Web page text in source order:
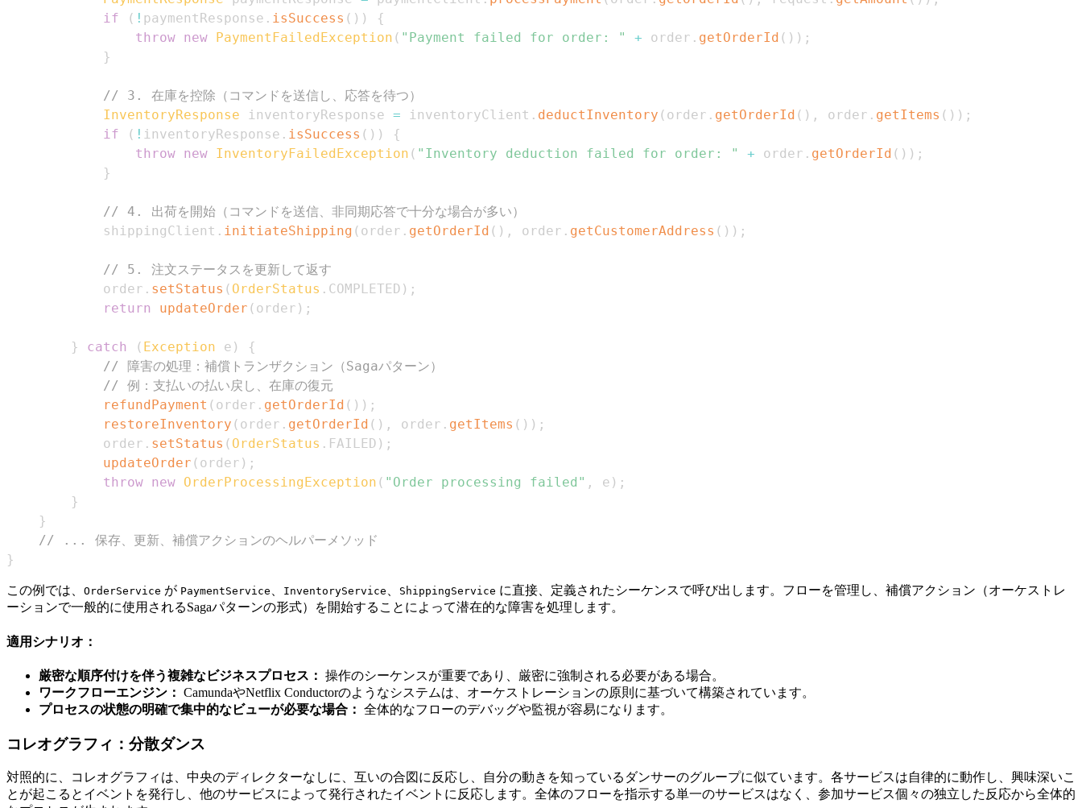
if
( ! paymentResponse . isSuccess ( ) )
{
throw new PaymentFailedException ( "Payment failed for order: " + order . getOrderId ( ) ) ;
}
// 3. 在庫を控除（コマンドを送信し、応答を待つ）
InventoryResponse inventoryResponse = inventoryClient . deductInventory ( order . getOrderId ( ) , order . getItems ( ) ) ;
if
( ! inventoryResponse . isSuccess ( ) )
{
throw new InventoryFailedException ( "Inventory deduction failed for order: " + order . getOrderId ( ) ) ;
}
// 4. 出荷を開始（コマンドを送信、非同期応答で十分な場合が多い）
            shippingClient
. initiateShipping ( order . getOrderId ( ) , order . getCustomerAddress ( ) ) ;
// 5. 注文ステータスを更新して返す
            order
. setStatus ( OrderStatus . COMPLETED ) ;
return
updateOrder ( order ) ;
} catch ( Exception e )
{
// 障害の処理：補償トランザクション（Sagaパターン）
// 例：支払いの払い戻し、在庫の復元
refundPayment ( order . getOrderId ( ) ) ;
restoreInventory ( order . getOrderId ( ) , order . getItems ( ) ) ;
            order
. setStatus ( OrderStatus . FAILED ) ;
updateOrder ( order ) ;
throw new OrderProcessingException ( "Order processing failed" , e ) ;
}
}
// ... 保存、更新、補償アクションのヘルパーメソッド
}
この例では、 OrderService が PaymentService InventoryService ShippingService に直接、定義されたシーケンスで呼び出します。フローを管理し、補償アクション（オーケストレ
ーションで一般的に使用されるSagaパターンの形式）を開始することによって潜在的な障害を処理します。
適用シナリオ：
厳密な順序付けを伴う複雑なビジネスプロセス： 操作のシーケンスが重要であり、厳密に強制される必要がある場合。
ワークフローエンジン： CamundaやNetflix Conductorのようなシステムは、オーケストレーションの原則に基づいて構築されています。
プロセスの状態の明確で集中的なビューが必要な場合： 全体的なフローのデバッグや監視が容易になります。
コレオグラフィ：分散ダンス
対照的に、コレオグラフィは、中央のディレクターなしに、互いの合図に反応し、自分の動きを知っているダンサーのグループに似ています。各サービスは自律的に動作し、興味深いこ
とが起こるとイベントを発行し、他のサービスによって発行されたイベントに反応します。全体のフローを指示する単一のサービスはなく、参加サービス個々の独立した反応から全体的